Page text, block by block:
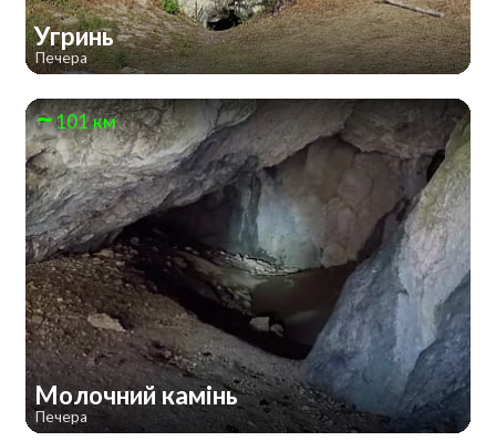
Угринь
Печера
101 км
Молочний камінь
Печера